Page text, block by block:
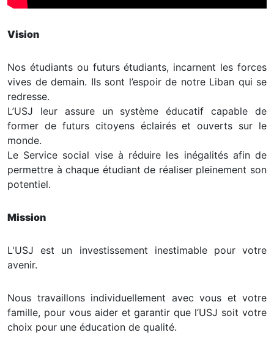
Vision
Nos étudiants ou futurs étudiants, incarnent les forces
vives de demain. Ils sont l’espoir de notre Liban qui se
redresse.
L’USJ leur assure un système éducatif capable de
former de futurs citoyens éclairés et ouverts sur le
monde.
Le Service social vise à réduire les inégalités afin de
permettre à chaque étudiant de réaliser pleinement son
potentiel.
Mission
L'USJ est un investissement inestimable pour votre
avenir.
Nous travaillons individuellement avec vous et votre
famille, pour vous aider et garantir que l’USJ soit votre
choix pour une éducation de qualité.